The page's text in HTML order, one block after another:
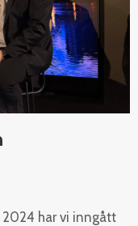
2024 har vi inngått